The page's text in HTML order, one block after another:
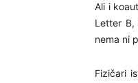
Ali i
Letter
nema ni
Fizičari